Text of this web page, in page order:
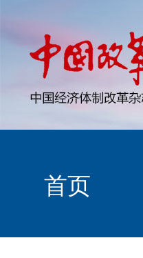
首页